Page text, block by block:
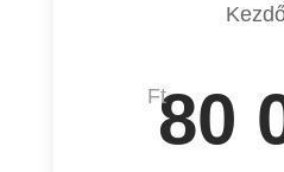
Ft80